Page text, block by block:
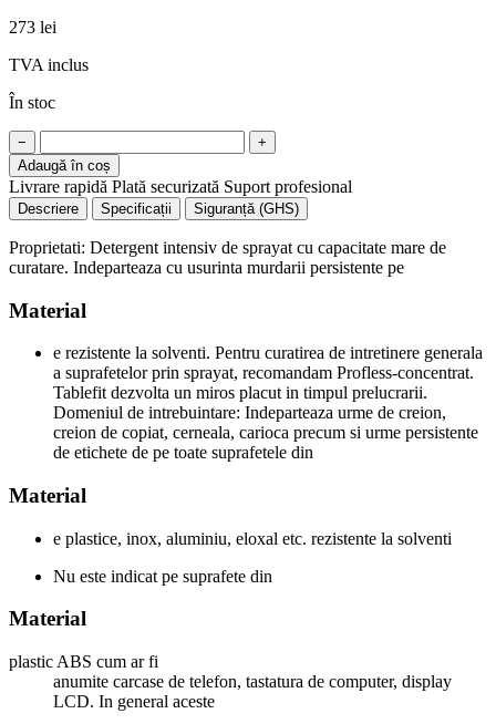
273 lei
TVA inclus
În stoc
−
+
Adaugă în coș
Livrare rapidă Plată securizată Suport profesional
Descriere Specificații Siguranță (GHS)
Proprietati: Detergent intensiv de sprayat cu capacitate mare de
curatare. Indeparteaza cu usurinta murdarii persistente pe
Material
e rezistente la solventi. Pentru curatirea de intretinere generala
a suprafetelor prin sprayat, recomandam Profless-concentrat.
Tablefit dezvolta un miros placut in timpul prelucrarii.
Domeniul de intrebuintare: Indeparteaza urme de creion,
creion de copiat, cerneala, carioca precum si urme persistente
de etichete de pe toate suprafetele din
Material
e plastice, inox, aluminiu, eloxal etc. rezistente la solventi
Nu este indicat pe suprafete din
Material
plastic ABS cum ar fi
anumite carcase de telefon, tastatura de computer, display
LCD. In general aceste